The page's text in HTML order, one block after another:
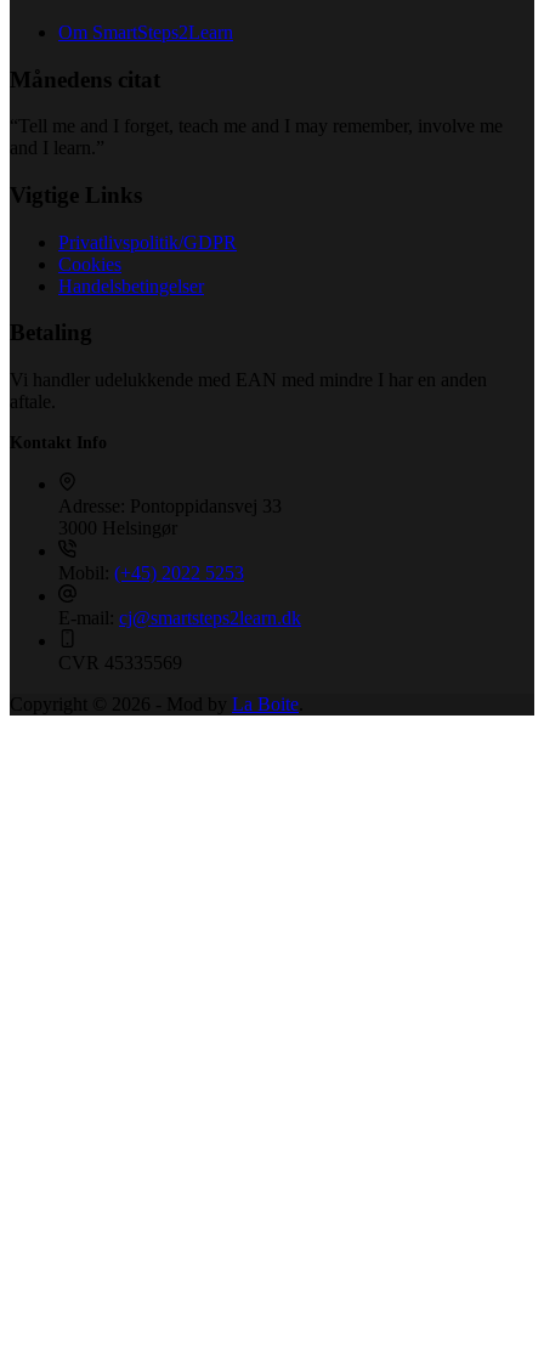
Om SmartSteps2Learn
Månedens citat
“Tell me and I forget, teach me and I may remember, involve me
and I learn.”
Vigtige Links
Privatlivspolitik/GDPR
Cookies
Handelsbetingelser
Betaling
Vi handler udelukkende med EAN med mindre I har en anden
aftale.
Kontakt Info
Adresse: Pontoppidansvej 33
3000 Helsingør
Mobil: (+45) 2022 5253
E-mail: cj@smartsteps2learn.dk
CVR 45335569
Copyright © 2026 - Mod by La Boite